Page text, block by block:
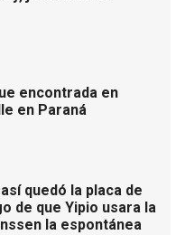
encontrada en
en Paraná
quedó la placa de
de que Yipio usara la
la espontánea